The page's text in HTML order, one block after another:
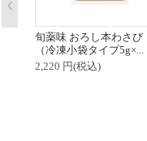
旬薬味 おろし本わさび
（冷凍小袋タイプ5g×...
2,220 円(税込)